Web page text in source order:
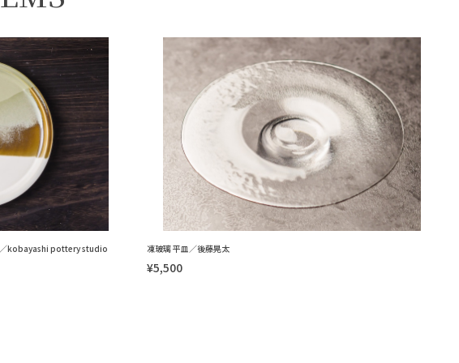
kobayashi pottery studio 凍玻璃 平皿／後藤晃太
¥5,500